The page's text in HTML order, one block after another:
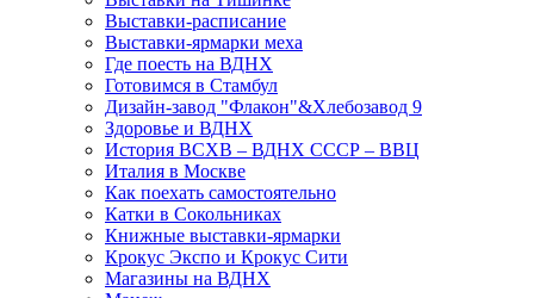
Выставки-расписание
Выставки-ярмарки меха
Где поесть на ВДНХ
Готовимся в Стамбул
Дизайн-завод "Флакон"&Хлебозавод 9
Здоровье и ВДНХ
История ВСХВ – ВДНХ СССР – ВВЦ
Италия в Москве
Как поехать самостоятельно
Катки в Сокольниках
Книжные выставки-ярмарки
Крокус Экспо и Крокус Сити
Магазины на ВДНХ